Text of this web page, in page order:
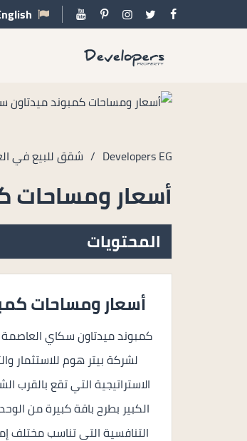
Developers EG
/ شقق للبيع في
أسعار ومساحات
المحتويات
أسعار ومساحات
كمبوند ميدتاون سكاي العاصمة
لشركة بيتر هوم للاستثمار
الاستراتيجية التي تقع بالقرب
الكبير بطرح باقة كبيرة من
التنافسية التي تناسب مختلف